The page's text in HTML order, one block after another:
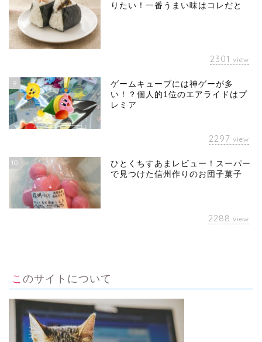
りたい！一番うまい味はコレだと
2301 view
9
ゲームキューブには神ゲーが多
い！？個人的1位のエアライドはプ
レミア
2297 view
10
ひとくちすあまレビュー！スーパー
で見つけた信州作りのお団子菓子
2288 view
このサイトについて